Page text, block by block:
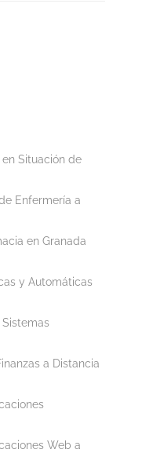
en Situación de
Enfermería a
en Granada
y Automáticas
a Distancia
Web a